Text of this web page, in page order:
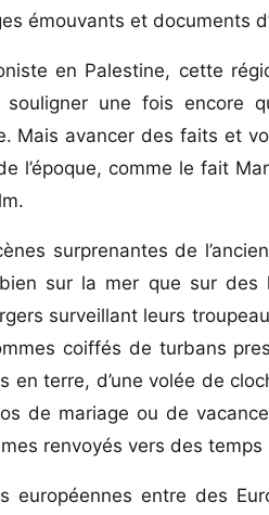
émouvants et documents
en Palestine, cette
souligner une fois encore
Mais avancer des faits et
l’époque, comme le fait
surprenantes de
sur la mer que sur
surveillant leurs
coiffés de turbans
terre, d’une volée de
de mariage ou de
renvoyés vers des
européennes entre des